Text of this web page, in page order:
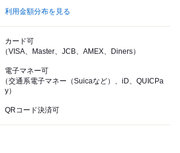
利用金額分布を見る
カード可
（VISA、Master、JCB、AMEX、Diners）
電子マネー可
（交通系電子マネー（Suicaなど）、iD、QUICPa
y）
QRコード決済可